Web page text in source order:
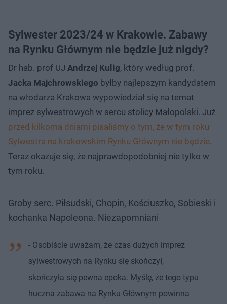
Sylwester 2023/24 w Krakowie. Zabawy
na Rynku Głównym nie będzie już nigdy?
Dr hab. prof UJ Andrzej Kulig, który według prof.
Jacka Majchrowskiego byłby najlepszym kandydatem
na włodarza Krakowa wypowiedział się na temat
imprez sylwestrowych w sercu stolicy Małopolski. Już
przed kilkoma dniami pisaliśmy o tym, że w tym roku
Sylwestra na krakowskim Rynku Głównym nie będzie.
Teraz okazuje się, że najprawdopodobniej nie tylko w
tym roku.
Groby serc. Piłsudski, Chopin, Kościuszko, Sobieski i
kochanka Napoleona. Niezapomniani
- Osobiście uważam, że czas dużych imprez
sylwestrowych na Rynku się skończył,
skończyła się pewna epoka. Myślę, że tego typu
huczna zabawa na Rynku Głównym powinna